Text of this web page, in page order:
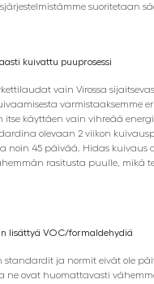
suoritetaan
kuivattu puuprosessi
vain Virossa
varmistaaksemme
itse käyttäen vain vihreää
olevaan 2 viikon
noin 45 päivää. Hidas kuivaus
rasitusta puulle, mikä
lisättyä VOC/formaldehydiä
standardit ja normit eivät ole
ne ovat huomattavasti